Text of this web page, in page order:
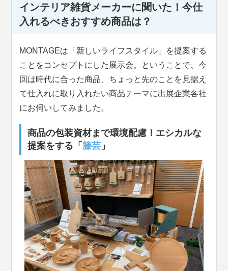
インテリア雑貨メーカーに聞いた！今仕
入れるべきおすすめ商品は？
MONTAGEは「新しいライフスタイル」を提案する
ことをコンセプトにした展示会。ということで、今
回は時代に合った商品、ちょっと先のことを見据え
て仕入れに取り入れたい商品テーマに出展企業各社
にお伺いしてみました。
商品の包装資材まで環境配慮！エシカルな
提案をする「籐芸 」